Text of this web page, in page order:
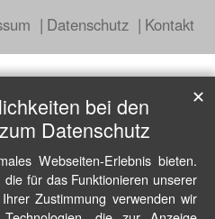
Datenschutz Kontakt
bei den
Datenschutz
Webseiten-Erlebnis bieten.
für das Funktionieren unserer
Zustimmung verwenden wir
✕